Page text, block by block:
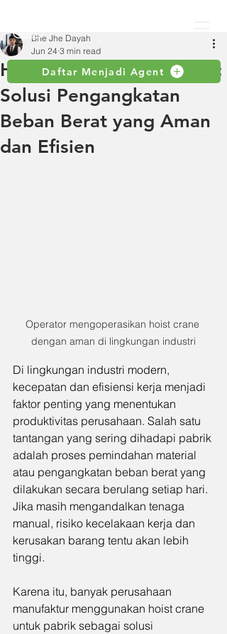
Daftar Menjadi Agent
Hoist Crane untuk Pabrik:
Solusi Pengangkatan
Beban Berat yang Aman
dan Efisien
Bhe Jhe Dayah
Jun 24 3 min read
Operator mengoperasikan hoist crane
dengan aman di lingkungan industri
Di lingkungan industri modern,
kecepatan dan efisiensi kerja menjadi
faktor penting yang menentukan
produktivitas perusahaan. Salah satu
tantangan yang sering dihadapi pabrik
adalah proses pemindahan material
atau pengangkatan beban berat yang
dilakukan secara berulang setiap hari.
Jika masih mengandalkan tenaga
manual, risiko kecelakaan kerja dan
kerusakan barang tentu akan lebih
tinggi.
Karena itu, banyak perusahaan
manufaktur menggunakan hoist crane
untuk pabrik sebagai solusi